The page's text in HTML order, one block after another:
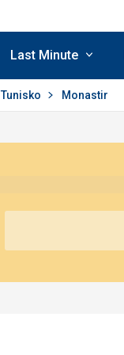
Last Minute
Tunisko Monastir